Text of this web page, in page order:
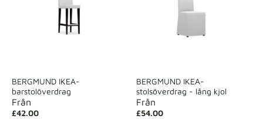
BERGMUND IKEA-
barstolöverdrag
Från
£42.00
BERGMUND IKEA-
stolsöverdrag - lång kjol
Från
£54.00